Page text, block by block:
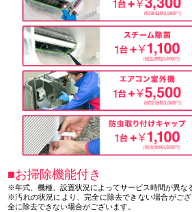
■お掃除機能付き
※年式、機種、設置状況によってサービス時間が異な
※汚れの状況により、完全に除去できない場合がご
全に除去できない場合がございます。